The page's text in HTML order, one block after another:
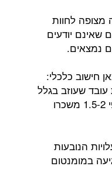
מצופה לחוות
עובדים שאינם יודעים
נמצאים.
חישוב כלכלי:
שעוזב בגלל
שחיקה וחוסר מחוברות, מוערכת בפי 1.5-2 משכרו
הנובעות
במומנטום